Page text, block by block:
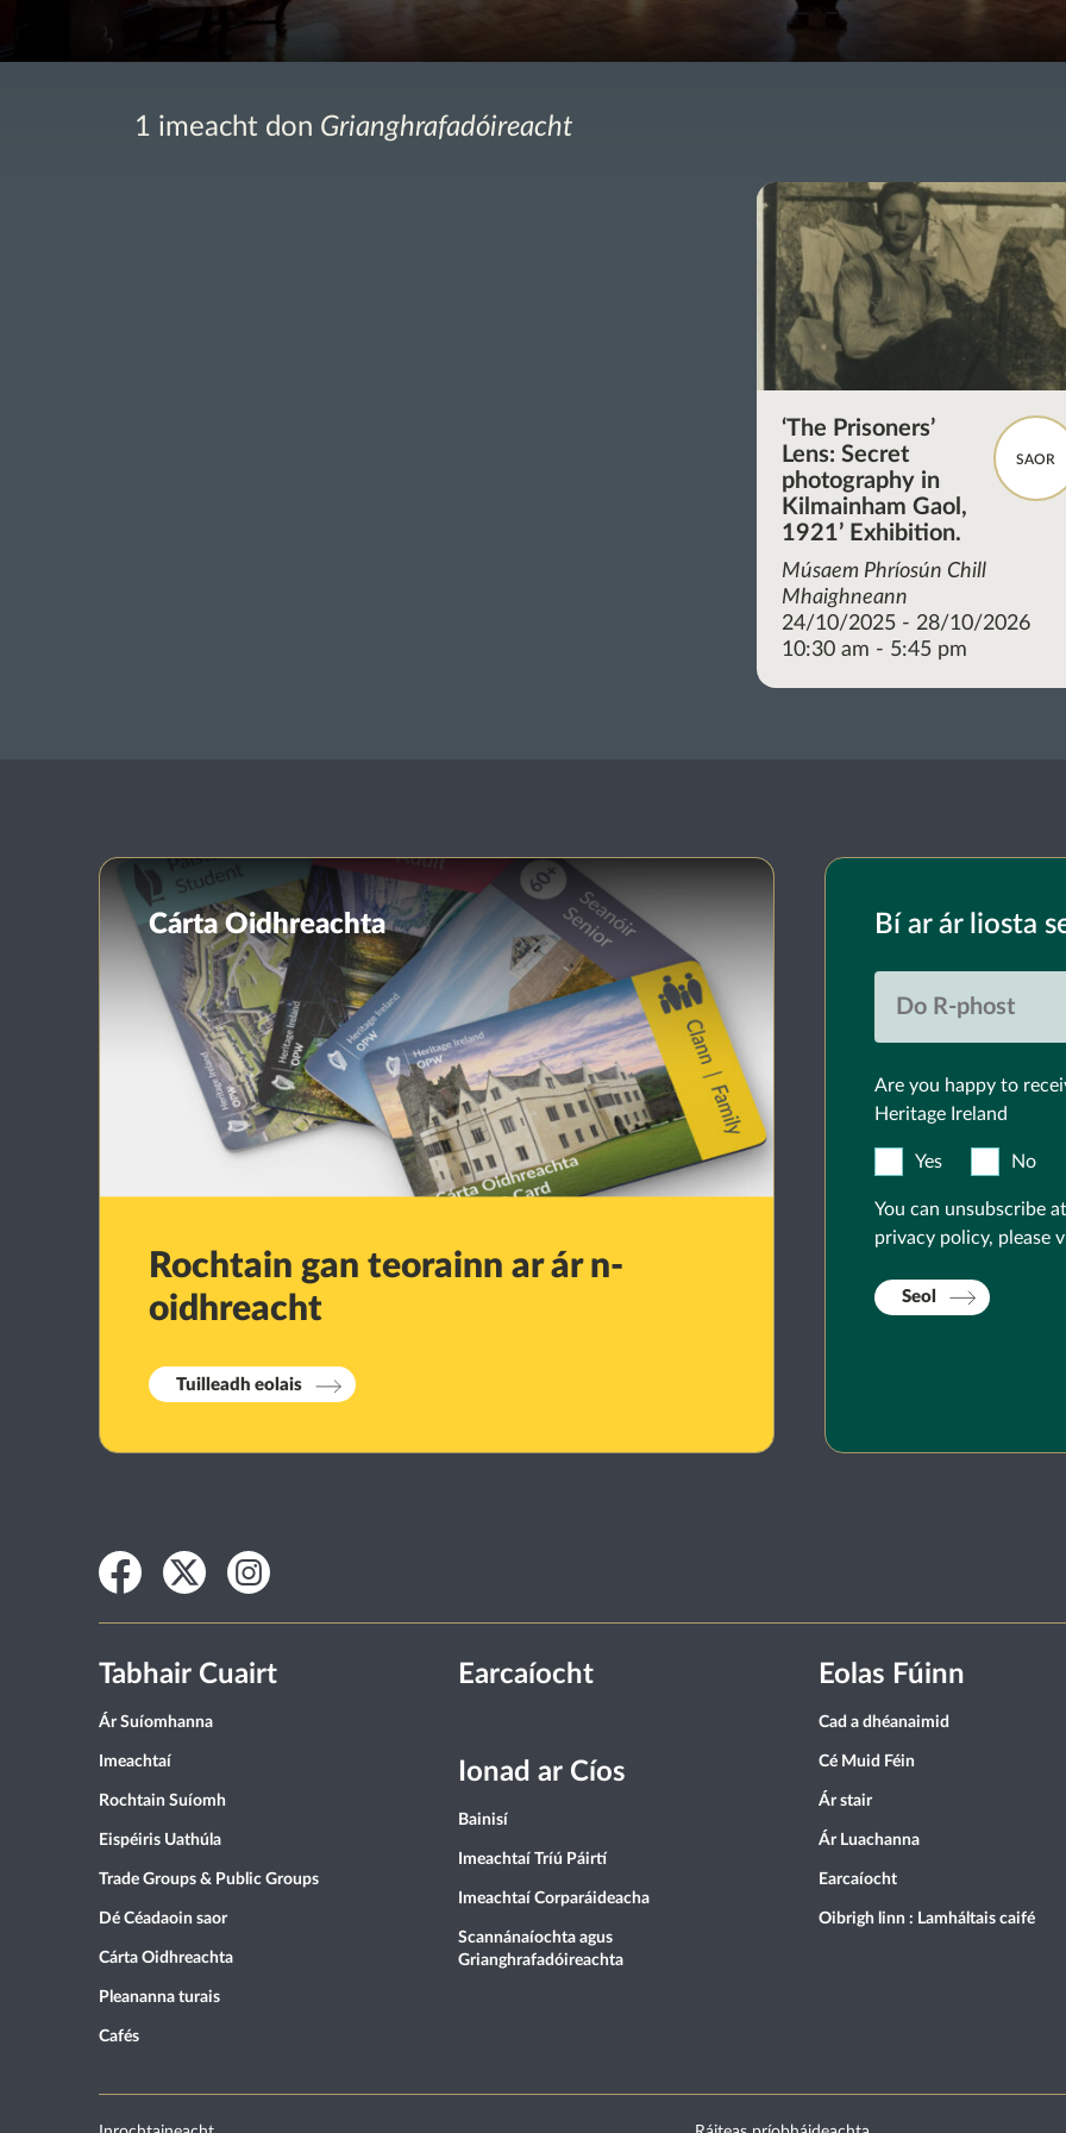
1 imeacht don Grianghrafadóireacht
SAOR
‘The Prisoners’
Lens: Secret
photography in
Kilmainham Gaol,
1921’ Exhibition.
Músaem Phríosún Chill
Mhaighneann
24/10/2025 - 28/10/2026
10:30 am - 5:45 pm
Cárta Oidhreachta
Rochtain gan teorainn ar ár n-
oidhreacht
Tuilleadh eolais
Bí ar ár liosta
Are you happy to
Heritage Ireland
Yes No
You can unsubscribe
privacy policy, please
Seol
Facebook
TwitterInstagram
Tabhair Cuairt
Ár Suíomhanna
Imeachtaí
Rochtain Suíomh
Eispéiris Uathúla
Trade Groups & Public Groups
Dé Céadaoin saor
Cárta Oidhreachta
Pleananna turais
Cafés
Earcaíocht
Ionad ar Cíos
Bainisí
Imeachtaí Tríú Páirtí
Imeachtaí Corparáideacha
Scannánaíochta agus
Grianghrafadóireachta
Eolas Fúinn
Cad a dhéanaimid
Cé Muid Féin
Ár stair
Ár Luachanna
Earcaíocht
Oibrigh linn : Lamháltais caifé